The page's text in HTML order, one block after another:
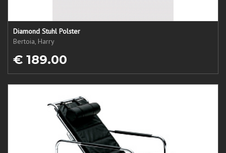
Diamond Stuhl Polster
Bertoia, Harry
€ 189.00